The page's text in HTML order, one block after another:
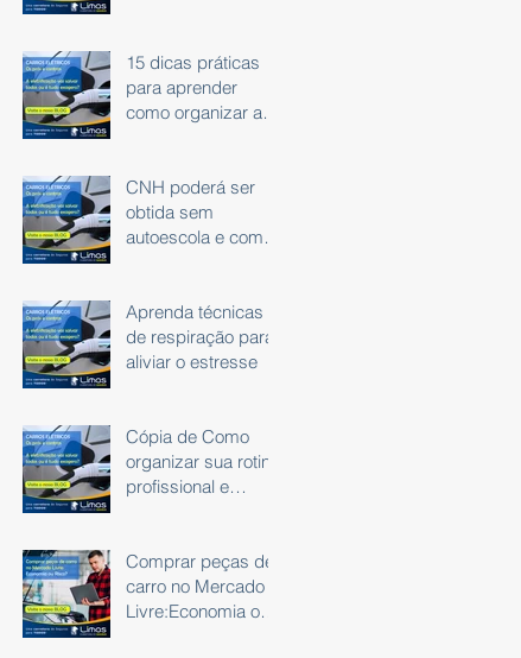
15 dicas práticas
para aprender
como organizar as
CNH poderá ser
obtida sem
autoescola e com
Aprenda técnicas
de respiração para
aliviar o estresse
Cópia de Como
organizar sua rotina
profissional e
Comprar peças de
carro no Mercado
Livre:Economia ou